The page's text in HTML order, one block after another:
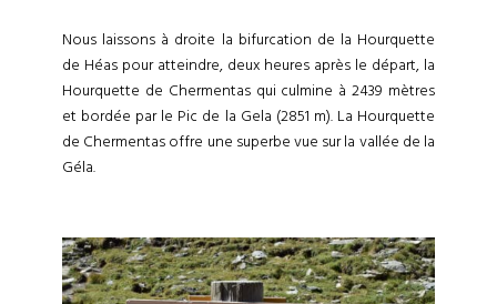
Nous laissons à droite la bifurcation de la Hourquette
de Héas pour atteindre, deux heures après le départ, la
Hourquette de Chermentas qui culmine à 2439 mètres
et bordée par le Pic de la Gela (2851 m). La Hourquette
de Chermentas offre une superbe vue sur la vallée de la
Géla.